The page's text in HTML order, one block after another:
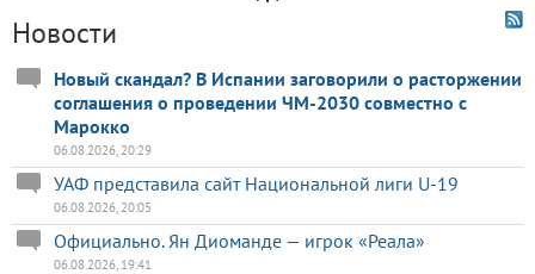
Новости
Новый скандал? В Испании заговорили о расторжении
соглашения о проведении ЧМ-2030 совместно с
Марокко
06.08.2026, 20:29
УАФ представила сайт Национальной лиги U-19
06.08.2026, 20:05
Официально. Ян Диоманде — игрок «Реала»
06.08.2026, 19:41